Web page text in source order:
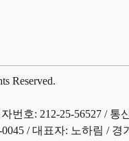
Reserved.
번호: 212-25-56527 / 통
/ 대표자: 노하림 / 경